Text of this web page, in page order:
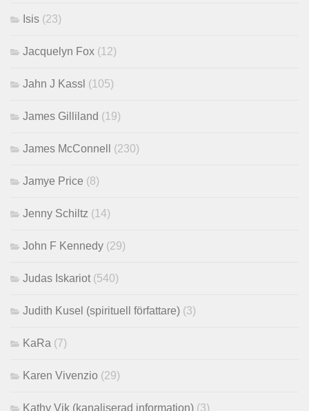
Isis (23)
Jacquelyn Fox (12)
Jahn J Kassl (105)
James Gilliland (19)
James McConnell (230)
Jamye Price (8)
Jenny Schiltz (14)
John F Kennedy (29)
Judas Iskariot (540)
Judith Kusel (spirituell författare) (3)
KaRa (7)
Karen Vivenzio (29)
Kathy Vik (kanaliserad information) (3)